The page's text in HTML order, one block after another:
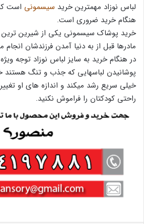
لباس نوزاد مهمترین خرید سیسمونی است
هنگام خرید ضروری است.
خرید پوشاک سیسمونی یکی از شیرین ترین
مادرها قبل از به دنیا آمدن فرزندشان انجام
در هنگام خرید به سایز لباس نوزاد توجه
پوشانیدن لباسهایی که جذب و تنگ هستند
خیلی سریع رشد میکند و اندازه های او تغییر
راحتی کودکتان را فراموش نکنید.